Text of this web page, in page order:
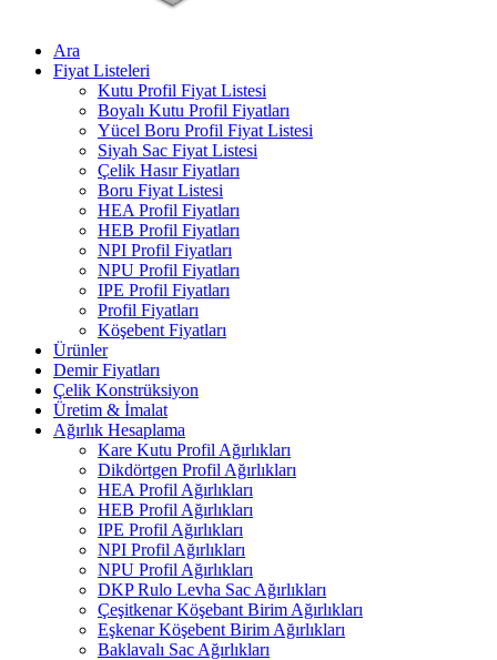
Ara
Fiyat Listeleri
Kutu Profil Fiyat Listesi
Boyalı Kutu Profil Fiyatları
Yücel Boru Profil Fiyat Listesi
Siyah Sac Fiyat Listesi
Çelik Hasır Fiyatları
Boru Fiyat Listesi
HEA Profil Fiyatları
HEB Profil Fiyatları
NPI Profil Fiyatları
NPU Profil Fiyatları
IPE Profil Fiyatları
Profil Fiyatları
Köşebent Fiyatları
Ürünler
Demir Fiyatları
Çelik Konstrüksiyon
Üretim & İmalat
Ağırlık Hesaplama
Kare Kutu Profil Ağırlıkları
Dikdörtgen Profil Ağırlıkları
HEA Profil Ağırlıkları
HEB Profil Ağırlıkları
IPE Profil Ağırlıkları
NPI Profil Ağırlıkları
NPU Profil Ağırlıkları
DKP Rulo Levha Sac Ağırlıkları
Çeşitkenar Köşebant Birim Ağırlıkları
Eşkenar Köşebent Birim Ağırlıkları
Baklavalı Sac Ağırlıkları